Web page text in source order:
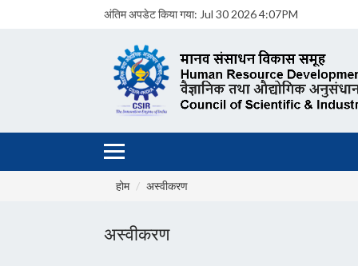
अंतिम अपडेट किया गया: Jul 30 2026 4:07PM
होम अस्वीकरण
अस्वीकरण